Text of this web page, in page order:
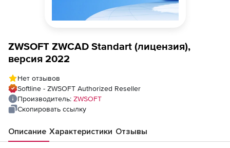
ZWSOFT ZWCAD Standart (лицензия),
версия 2022
Нет отзывов
Softline - ZWSOFT Authorized Reseller
Производитель: ZWSOFT
Скопировать ссылку
Описание Характеристики Отзывы